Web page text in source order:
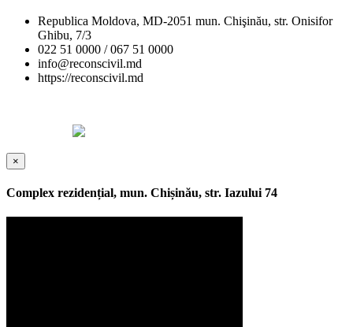
Republica Moldova, MD-2051 mun. Chişinău, str. Onisifor
Ghibu, 7/3
022 51 0000 / 067 51 0000
info@reconscivil.md
https://reconscivil.md
×
Complex rezidențial, mun. Chișinău, str. Iazului 74